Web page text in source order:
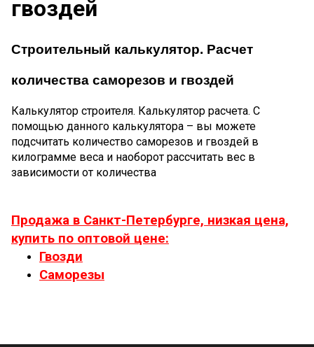
гвоздей
Строительный калькулятор. Расчет
количества саморезов и гвоздей
Калькулятор строителя. Калькулятор расчета. С
помощью данного калькулятора – вы можете
подсчитать количество саморезов и гвоздей в
килограмме веса и наоборот рассчитать вес в
зависимости от количества
Продажа в Санкт-Петербурге, низкая цена,
купить по оптовой цене:
Гвозди
Саморезы